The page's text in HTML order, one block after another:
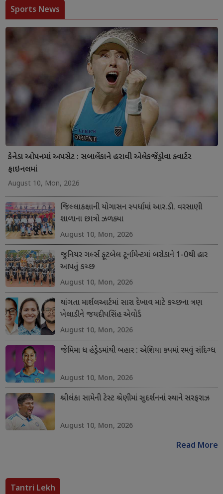
Sports News
કેનેડા ઓપનમાં અપસેટ : સબાલેંકાને હરાવી એલેકજેંડ્રોવા ક્વાર્ટર
ફાઇનલમાં
August 10, Mon, 2026
જિલ્લાકક્ષાની યોગાસન સ્પર્ધામાં આર.ડી. વરસાણી
શાળાના છાત્રો ઝળક્યા
August 10, Mon, 2026
જુનિયર ગર્લ્સ ફૂટબેલ ટૂર્નામેન્ટમાં બરોડાને 1-0થી હાર
આપતું કચ્છ
August 10, Mon, 2026
થાંગતા માર્શલઆર્ટમાં સારા દેખાવ માટે કચ્છના ત્રણ
ખેલાડીને જયદીપસિંહ એવોર્ડ
August 10, Mon, 2026
જેમિમા ધ હંડ્રેડમાંથી બહાર : એશિયા કપમાં રમવું સંદિગ્ધ
August 10, Mon, 2026
શ્રીલંકા સામેની ટેસ્ટ શ્રેણીમાં સુદર્શનનાં સ્થાને સરફરાઝ
August 10, Mon, 2026
Read More
Tantri Lekh